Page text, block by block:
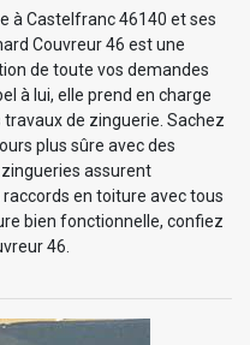
à Castelfranc 46140 et ses
Couvreur 46 est une
de toute vos demandes
à lui, elle prend en charge
de zinguerie. Sachez
plus sûre avec des
assurent
raccords en toiture avec tous
bien fonctionnelle, confiez
46.